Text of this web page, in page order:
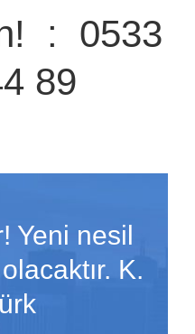
: 0533
89
Yeni nesil
K.